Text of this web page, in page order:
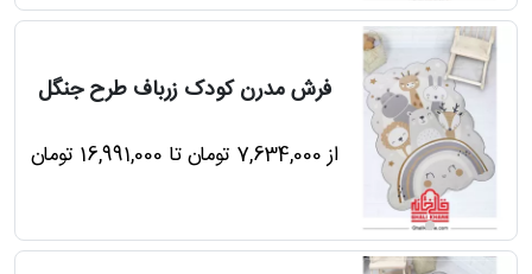
فرش مدرن کودک زرباف طرح جنگل
از 7,634,000 تومان تا 16,991,000 تومان